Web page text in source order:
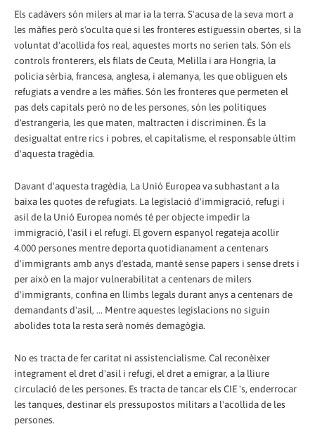
Els cadàvers són milers al mar ia la terra. S'acusa de la seva mort a
les màfies però s'oculta que si les fronteres estiguessin obertes, si la
voluntat d'acollida fos real, aquestes morts no serien tals. Són els
controls fronterers, els filats de Ceuta, Melilla i ara Hongria, la
policia sèrbia, francesa, anglesa, i alemanya, les que obliguen els
refugiats a vendre a les màfies. Són les fronteres que permeten el
pas dels capitals però no de les persones, són les polítiques
d'estrangeria, les que maten, maltracten i discriminen. És la
desigualtat entre rics i pobres, el capitalisme, el responsable últim
d'aquesta tragèdia.
Davant d'aquesta tragèdia, La Unió Europea va subhastant a la
baixa les quotes de refugiats. La legislació d'immigració, refugi i
asil de la Unió Europea només té per objecte impedir la
immigració, l'asil i el refugi. El govern espanyol regateja acollir
4.000 persones mentre deporta quotidianament a centenars
d'immigrants amb anys d'estada, manté sense papers i sense drets i
per això en la major vulnerabilitat a centenars de milers
d'immigrants, confina en llimbs legals durant anys a centenars de
demandants d'asil, ... Mentre aquestes legislacions no siguin
abolides tota la resta serà només demagògia.
No es tracta de fer caritat ni assistencialisme. Cal reconèixer
íntegrament el dret d'asil i refugi, el dret a emigrar, a la lliure
circulació de les persones. Es tracta de tancar els CIE 's, enderrocar
les tanques, destinar els pressupostos militars a l'acollida de les
persones.